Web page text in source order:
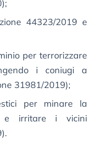
44323/2019 e
per terrorizzare
i coniugi a
31981/2019);
per minare la
e irritare i vicini